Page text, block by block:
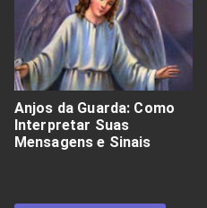
Anjos da Guarda: Como
Interpretar Suas
Mensagens e Sinais